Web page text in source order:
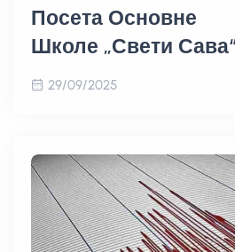
Посета Основне
Школе „Свети Сава“
29/09/2025